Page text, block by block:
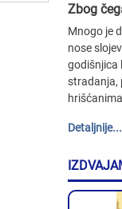
Zbog
Mnogo je
nose
godišnjica
stradanja,
Detaljnije...